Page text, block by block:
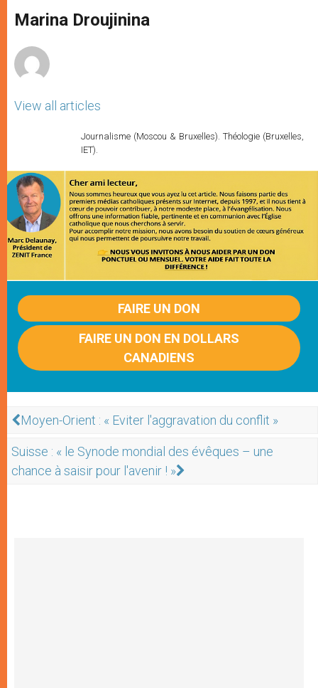
p
p
g
e
o
k
r
Marina Droujinina
View all articles
Journalisme (Moscou & Bruxelles). Théologie (Bruxelles,
IET).
FAIRE UN DON
FAIRE UN DON EN DOLLARS
CANADIENS
Moyen-Orient : « Eviter l'aggravation du conflit »
Suisse : « le Synode mondial des évêques – une
chance à saisir pour l'avenir ! »